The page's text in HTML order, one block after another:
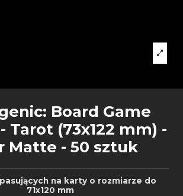
Board Game
Tarot (73x122 mm) -
Matte - 50 sztuk
na karty o rozmiarze do
71x120 mm